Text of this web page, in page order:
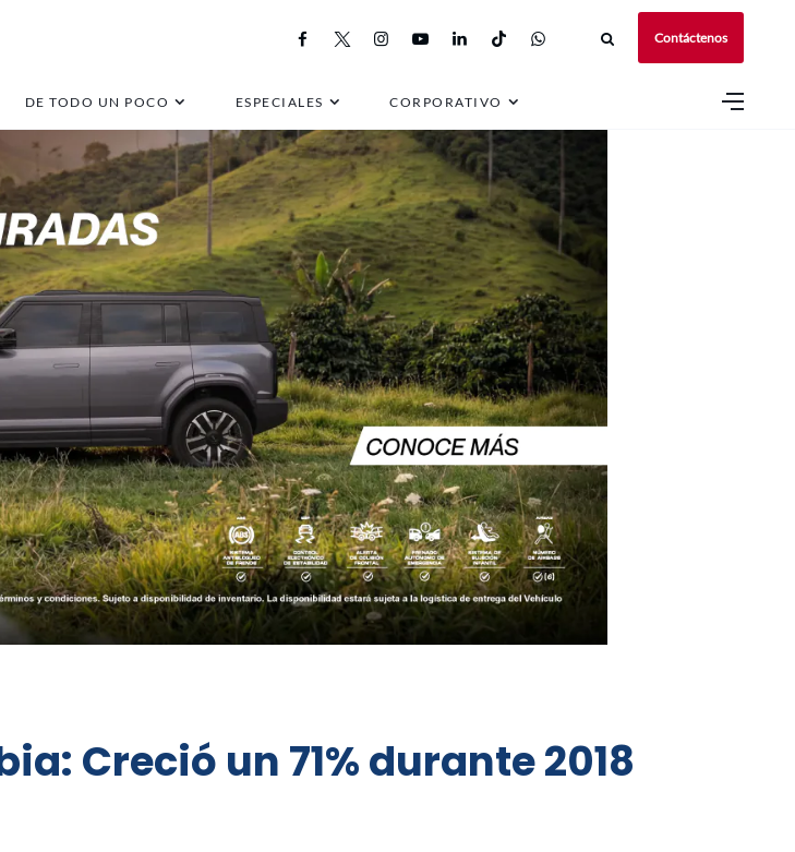
Contáctenos
DE TODO UN POCO ESPECIALES CORPORATIVO
Creció un 71% durante 2018